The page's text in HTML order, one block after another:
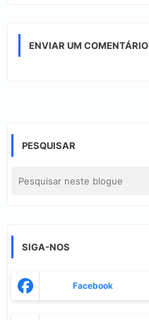
ENVIAR UM COMENTÁRIO
PESQUISAR
SIGA-NOS
Facebook